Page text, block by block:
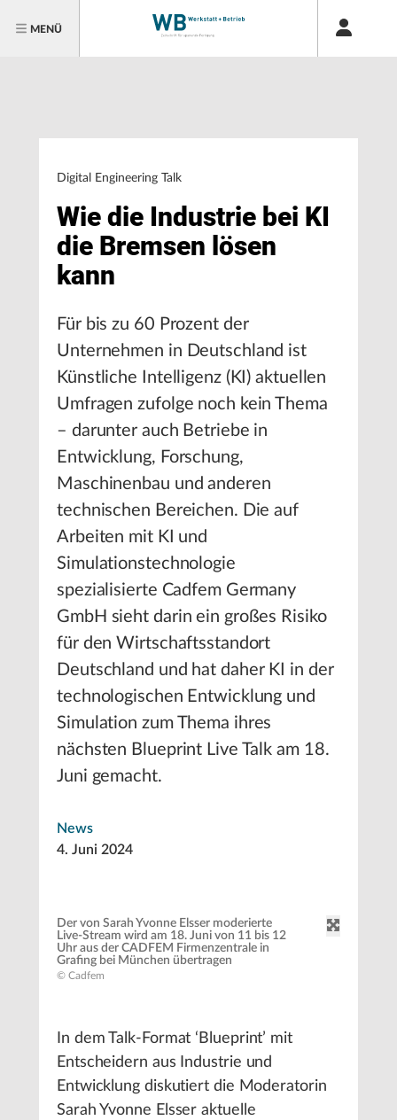
MENÜ
Digital Engineering Talk
Wie die Industrie bei KI
die Bremsen lösen
kann
Für bis zu 60 Prozent der
Unternehmen in Deutschland ist
Künstliche Intelligenz (KI) aktuellen
Umfragen zufolge noch kein Thema
– darunter auch Betriebe in
Entwicklung, Forschung,
Maschinenbau und anderen
technischen Bereichen. Die auf
Arbeiten mit KI und
Simulationstechnologie
spezialisierte Cadfem Germany
GmbH sieht darin ein großes Risiko
für den Wirtschaftsstandort
Deutschland und hat daher KI in der
technologischen Entwicklung und
Simulation zum Thema ihres
nächsten Blueprint Live Talk am 18.
Juni gemacht.
News
4. Juni 2024
Der von Sarah Yvonne Elsser moderierte
Live-Stream wird am 18. Juni von 11 bis 12
Uhr aus der CADFEM Firmenzentrale in
Grafing bei München übertragen
© Cadfem
In dem Talk-Format ‘Blueprint’ mit
Entscheidern aus Industrie und
Entwicklung diskutiert die Moderatorin
Sarah Yvonne Elsser aktuelle